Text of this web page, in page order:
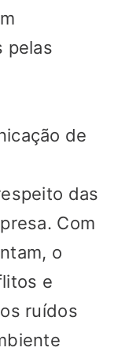
pelas
de
das
Com
o
e
ruídos